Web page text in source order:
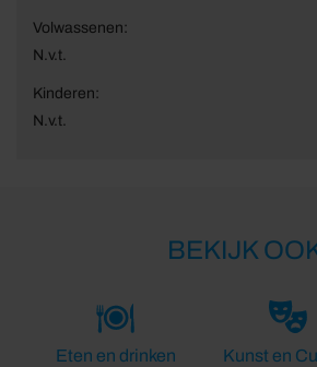
Volwassenen:
N.v.t.
Kinderen:
N.v.t.
BEKIJK
Eten en drinken Kunst en